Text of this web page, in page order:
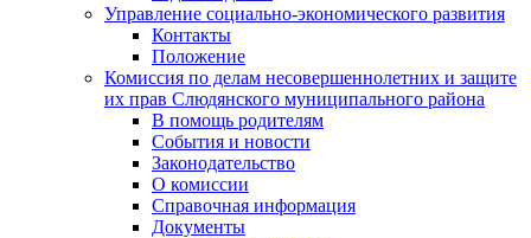
Управление социально-экономического развития
Контакты
Положение
Комиссия по делам несовершеннолетних и защите
их прав Слюдянского муниципального района
В помощь родителям
События и новости
Законодательство
О комиссии
Справочная информация
Документы